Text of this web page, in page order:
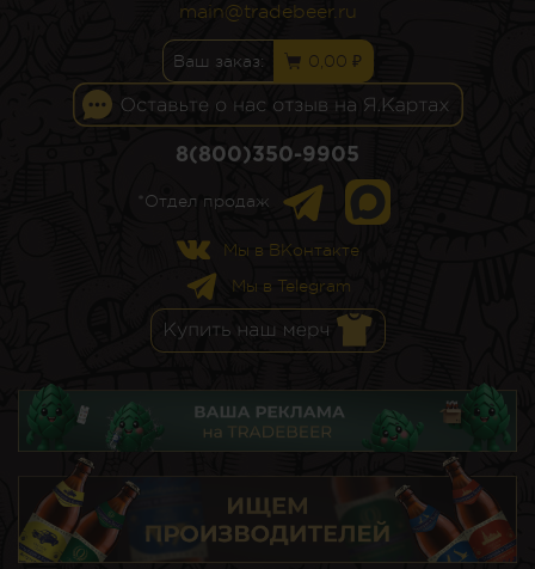
main@tradebeer.ru
Ваш заказ: 0,00 ₽
8(800)350-9905
*Отдел продаж
Мы в ВКонтакте
Мы в Telegram